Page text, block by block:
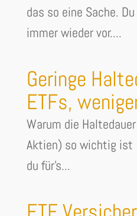
das so eine Sache.
immer wieder vor....
Geringe
ETFs,
Warum die
Aktien) so wichtig
du für's...